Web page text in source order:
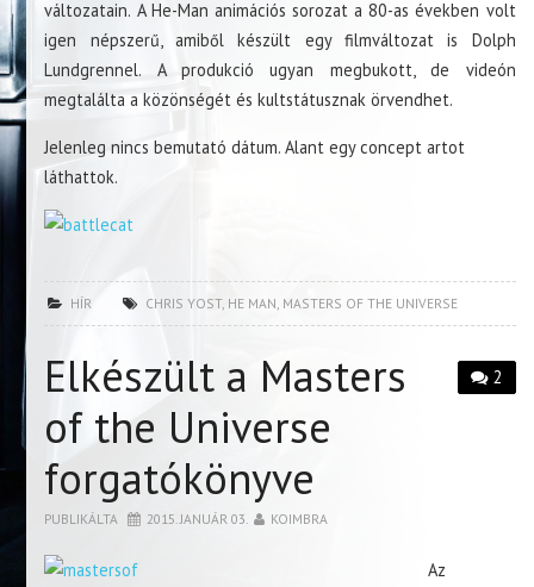
változatain. A He-Man animációs sorozat a 80-as években volt
igen népszerű, amiből készült egy filmváltozat is Dolph
Lundgrennel. A produkció ugyan megbukott, de videón
megtalálta a közönségét és kultstátusznak örvendhet.
Jelenleg nincs bemutató dátum. Alant egy concept artot
láthattok.
HÍR CHRIS YOST, HE MAN, MASTERS OF THE UNIVERSE
2
Elkészült a Masters
of the Universe
forgatókönyve
PUBLIKÁLTA 2015. JANUÁR 03. KOIMBRA
Az